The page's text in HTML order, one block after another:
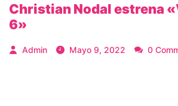
Christian Nodal estrena
6»
Admin Mayo 9, 2022
0